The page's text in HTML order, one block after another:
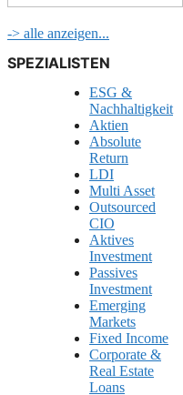
-> alle anzeigen...
SPEZIALISTEN
ESG &
Nachhaltigkeit
Aktien
Absolute
Return
LDI
Multi Asset
Outsourced
CIO
Aktives
Investment
Passives
Investment
Emerging
Markets
Fixed Income
Corporate &
Real Estate
Loans